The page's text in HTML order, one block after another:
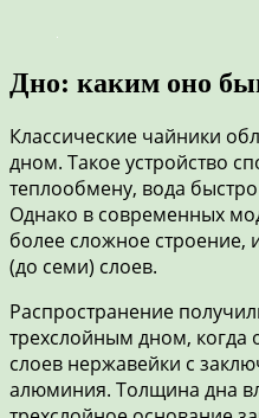
Дно: каким оно
Классические чайники
дном. Такое устройство
теплообмену, вода
Однако в современных
более сложное строение,
(до семи) слоев.
Распространение
трехслойным дном, когда
слоев нержавейки с
алюминия. Толщина дна